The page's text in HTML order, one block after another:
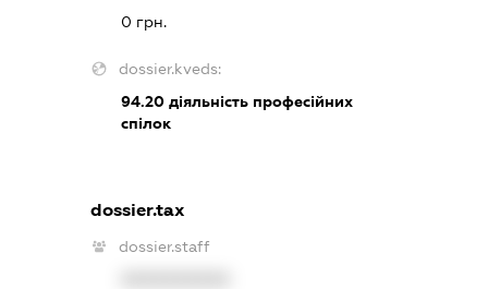
0 грн.
dossier.kveds:
94.20 діяльність професійних
спілок
dossier.tax
dossier.staff